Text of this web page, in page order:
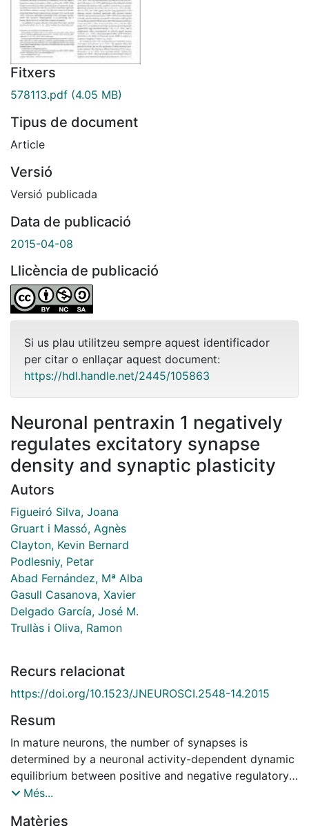
Fitxers
578113.pdf (4.05 MB)
Tipus de document
Article
Versió
Versió publicada
Data de publicació
2015-04-08
Llicència de publicació
Si us plau utilitzeu sempre aquest identificador
per citar o enllaçar aquest document:
https://hdl.handle.net/2445/105863
Neuronal pentraxin 1 negatively
regulates excitatory synapse
density and synaptic plasticity
Autors
Figueiró Silva, Joana
Gruart i Massó, Agnès
Clayton, Kevin Bernard
Podlesniy, Petar
Abad Fernández, Mª Alba
Gasull Casanova, Xavier
Delgado García, José M.
Trullàs i Oliva, Ramon
Recurs relacionat
https://doi.org/10.1523/JNEUROSCI.2548-14.2015
Resum
In mature neurons, the number of synapses is
determined by a neuronal activity-dependent dynamic
equilibrium between positive and negative regulatory
factors. We hypothesized that neuronal pentraxin
Més...
Matèries